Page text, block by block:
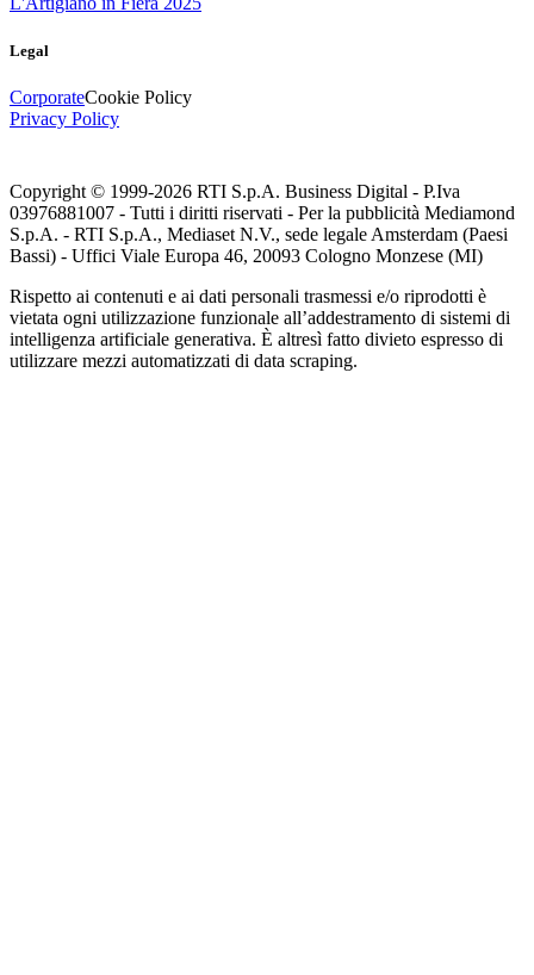
Legal
CorporateCookie Policy
Privacy Policy
Copyright © 1999-2026 RTI S.p.A. Business Digital - P.Iva
03976881007 - Tutti i diritti riservati - Per la pubblicità Mediamond
S.p.A. - RTI S.p.A., Mediaset N.V., sede legale Amsterdam (Paesi
Bassi) - Uffici Viale Europa 46, 20093 Cologno Monzese (MI)
Rispetto ai contenuti e ai dati personali trasmessi e/o riprodotti è
vietata ogni utilizzazione funzionale all’addestramento di sistemi di
intelligenza artificiale generativa. È altresì fatto divieto espresso di
utilizzare mezzi automatizzati di data scraping.